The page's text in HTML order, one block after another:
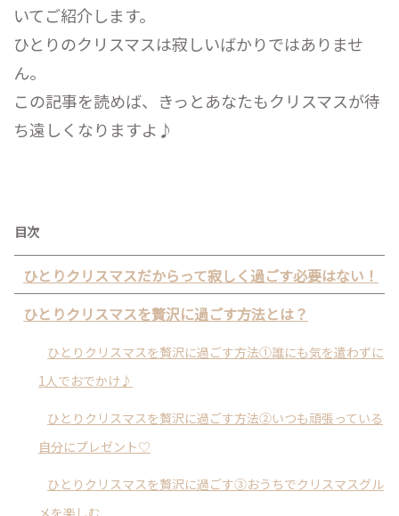
いてご紹介します。
ひとりのクリスマスは寂しいばかりではありませ
ん。
この記事を読めば、きっとあなたもクリスマスが待
ち遠しくなりますよ♪
目次
ひとりクリスマスだからって寂しく過ごす必要はない！
ひとりクリスマスを贅沢に過ごす方法とは？
ひとりクリスマスを贅沢に過ごす方法①誰にも気を遣わずに
1人でおでかけ♪
ひとりクリスマスを贅沢に過ごす方法②いつも頑張っている
自分にプレゼント♡
ひとりクリスマスを贅沢に過ごす③おうちでクリスマスグル
メを楽しむ